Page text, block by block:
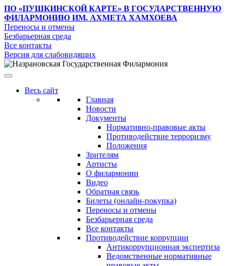
ПО «ПУШКИНСКОЙ КАРТЕ» В ГОСУДАРСТВЕННУЮ
ФИЛАРМОНИЮ ИМ. АХМЕТА ХАМХОЕВА
Переносы и отмены
Безбарьерная среда
Все контакты
Версия для слабовидящих
Весь сайт
Главная
Новости
Документы
Нормативно-правовые акты
Противодействие терроризму
Положения
Зрителям
Артисты
О филармонии
Видео
Обратная связь
Билеты (онлайн-покупка)
Переносы и отмены
Безбарьерная среда
Все контакты
Противодействие коррупции
Антикоррупционная экспертиза
Ведомственные нормативные